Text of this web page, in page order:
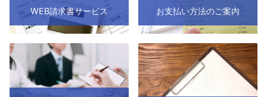
WEB請求書サービス お支払い方法のご案内